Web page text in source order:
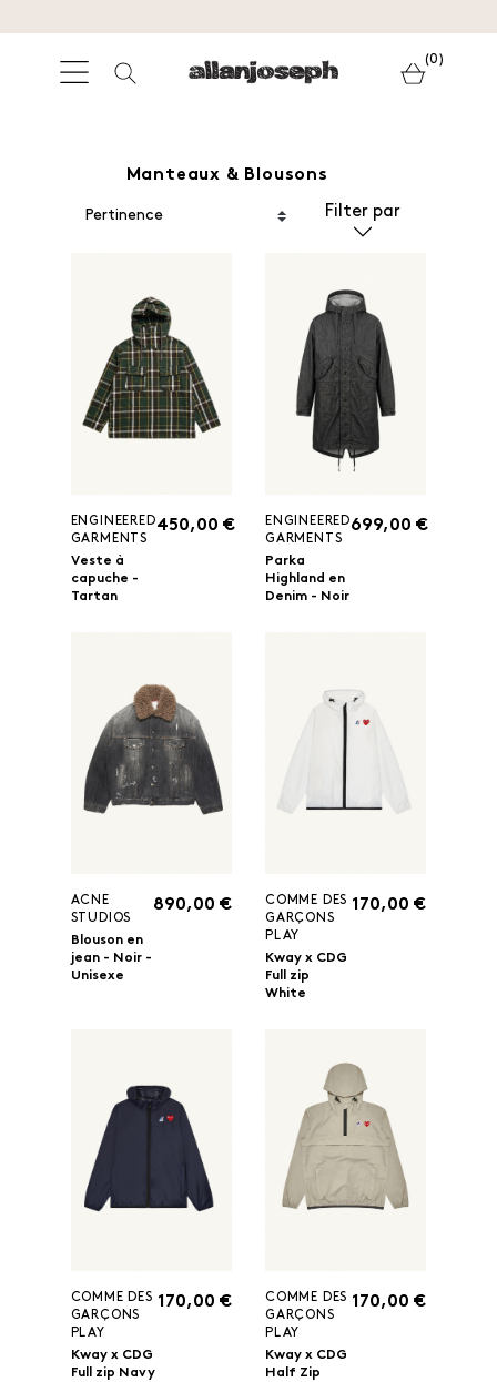
(0)
Manteaux & Blousons
Filter par
ENGINEERED
GARMENTS
Veste à
capuche -
Tartan
450,00 €
ENGINEERED
GARMENTS
Parka
Highland en
Denim - Noir
699,00 €
ACNE
STUDIOS
Blouson en
jean - Noir -
Unisexe
890,00 €
COMME DES
GARÇONS
PLAY
Kway x CDG
Full zip
White
170,00 €
COMME DES
GARÇONS
PLAY
Kway x CDG
Full zip Navy
170,00 €
COMME DES
GARÇONS
PLAY
Kway x CDG
Half Zip
170,00 €